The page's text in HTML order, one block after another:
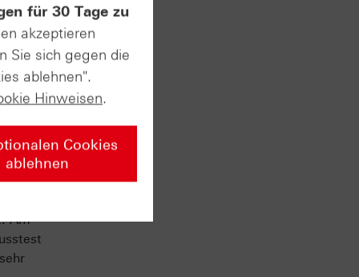
Corp.
Am
für 30 Tage zu
akzeptieren
Sie sich gegen die
ablehnen".
Hinweisen.
Cookies
ablehnen